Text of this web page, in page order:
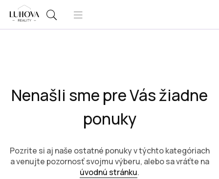
Nenašli sme pre Vás žiadne
ponuky
Pozrite si aj naše ostatné ponuky v týchto kategóriach
a venujte pozornosť svojmu výberu, alebo sa vráťte na
úvodnú stránku.